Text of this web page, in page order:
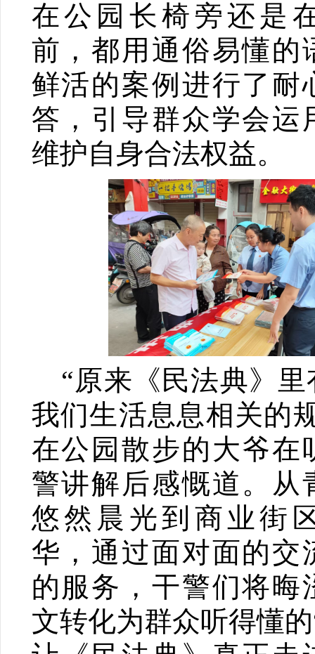
在公园长椅旁还是
前，都用通俗易懂的
鲜活的案例进行了耐
答，引导群众学会运
维护自身合法权益。
“原来《民法典》
我们生活息息相关的
在公园散步的大爷在
警讲解后感慨道。从
悠然晨光到商业街
华，通过面对面的交
的服务，干警们将晦
文转化为群众听得懂